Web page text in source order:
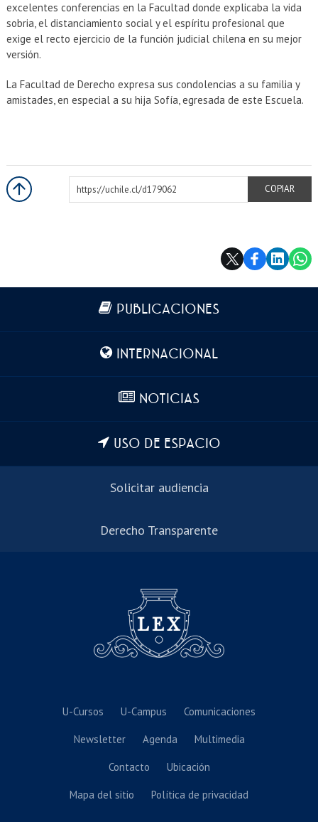
excelentes conferencias en la Facultad donde explicaba la vida
sobria, el distanciamiento social y el espíritu profesional que
exige el recto ejercicio de la función judicial chilena en su mejor
versión.
La Facultad de Derecho expresa sus condolencias a su familia y
amistades, en especial a su hija Sofía, egresada de este Escuela.
https://uchile.cl/d179062
COPIAR
Más información
PUBLICACIONES
INTERNACIONAL
NOTICIAS
USO DE ESPACIO
Solicitar audiencia
Derecho Transparente
U-Cursos U-Campus Comunicaciones
Newsletter Agenda Multimedia
Contacto Ubicación
Mapa del sitio Política de privacidad